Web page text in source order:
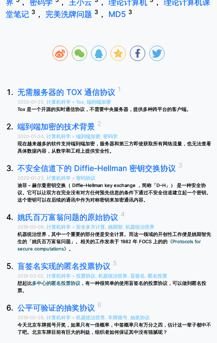
界
， 密码学 ， 王小云 ， 理论计算机 ， 理论计算机课
堂笔记 3 ， 完美洗牌问题 3 ， MD5 3
无需服务器的 TOX 通信协议
2020-01-25, 计算机科学 » Tox, 端到端加密
Tox 是一个开源的实时通信协议，不需要中央服务器，提供多种跨平台的客户端。
端到端加密的技术背景
2020-01-24, 计算机科学 » 端到端加密, 密码学
现在越来越多的软件支持端到端加密，服务器和第三方即使获取所有网络流量，也无法查看
具体数据内容，从数学和工程上提供安全性。
不安全信道下的 Diffie-Hellman 密钥交换协议
2020-01-23, 计算机科学 » 密码协议
迪菲－赫尔曼密钥交换（ Diffie–Hellman key exchange ，简称「D–H」） 是一种安全协
议。它可以让双方在完全没有对方任何预先信息的条件下通过不安全信道建立起一个密钥。
这个密钥可以在后续的通讯中作为对称密钥来加密通讯内容。
姚氏百万富翁问题的原始协议
2019-03-09, 计算机科学 » 安全多方计算, 姚期智, 机器统治世界
机器统治世界，其中一个重要的部分便是安全计算。而这一领域的开创性工作便是姚期智先
生的「姚氏百万富翁问题」。相关的工作发表于 1982 年 FOCS 上的的 《Protocols for
secure computations》 。
盲签名实现的匿名投票协议
2019-03-02, 计算机科学 » 投票协议, 机器统治世界, 盲签名, 匿名投票
想起比多中心的匿名投票协议 ，有一种很简单的使用盲签名的投票协议，可以做到匿名投
票。
公平可验证的抽奖协议
2019-02-26, 计算机科学 » 机器统治世界, 车牌摇号, 抽奖协议
今天北京车牌摇号开奖，如果只有一倍概率，中签概率只有万分之四，估计这一辈子都中不
了吧。北京车牌目前有巨大的利益，组织者如何保证其中没有猫腻呢？